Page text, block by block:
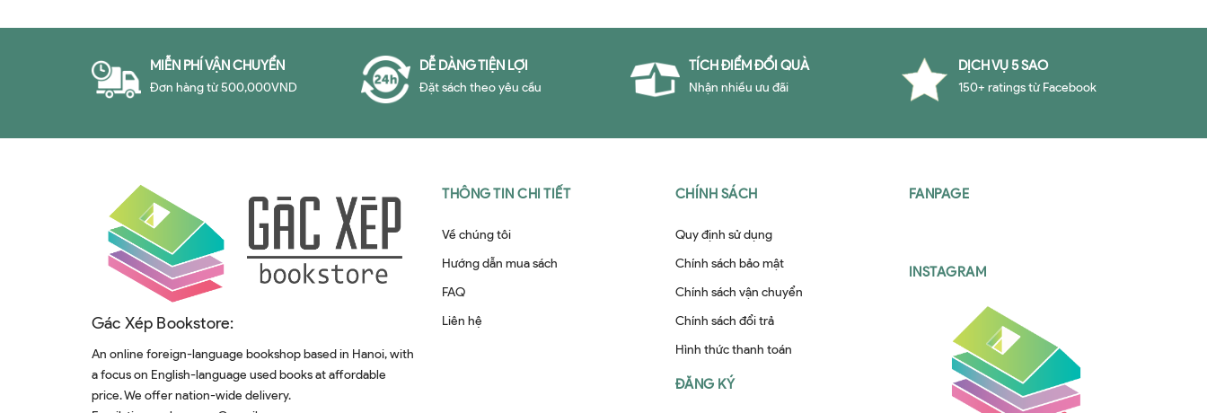
MIỄN PHÍ VẬN CHUYỂN
Đơn hàng từ 500,000VND
DỄ DÀNG TIỆN LỢI
Đặt sách theo yêu cầu
TÍCH ĐIỂM ĐỔI QUÀ
Nhận nhiều ưu đãi
DỊCH VỤ 5 SAO
150+ ratings từ Facebook
Gác Xép Bookstore:
An online foreign-language bookshop based in Hanoi, with
a focus on English-language used books at affordable
price. We offer nation-wide delivery.
THÔNG TIN CHI TIẾT
Về chúng tôi
Hướng dẫn mua sách
FAQ
Liên hệ
CHÍNH SÁCH
Quy định sử dụng
Chính sách bảo mật
Chính sách vận chuyển
Chính sách đổi trả
Hình thức thanh toán
ĐĂNG KÝ
FANPAGE
INSTAGRAM